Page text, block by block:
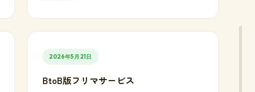
2026年5月21日
BtoB版フリマサービス